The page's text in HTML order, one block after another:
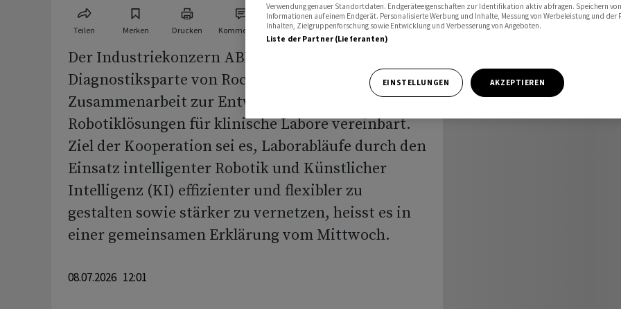
Teilen Merken Drucken Kommentare
Der Industriekonzern ABB und die
Diagnostiksparte von Roche haben eine globale
Zusammenarbeit zur Entwicklung neuer
Robotiklösungen für klinische Labore vereinbart.
Ziel der Kooperation sei es, Laborabläufe durch den
Einsatz intelligenter Robotik und Künstlicher
Intelligenz (KI) effizienter und flexibler zu
gestalten sowie stärker zu vernetzen, heisst es in
einer gemeinsamen Erklärung vom Mittwoch.
08.07.2026 12:01
Verwendung genauer Standortdaten. Endgeräteeigenschaften zur Identifikation aktiv abfragen. Speichern
Informationen auf einem Endgerät. Personalisierte Werbung und Inhalte, Messung von Werbeleistung und der
Inhalten, Zielgruppenforschung sowie Entwicklung und Verbesserung von Angeboten.
Liste der Partner (Lieferanten)
EINSTELLUNGEN AKZEPTIEREN